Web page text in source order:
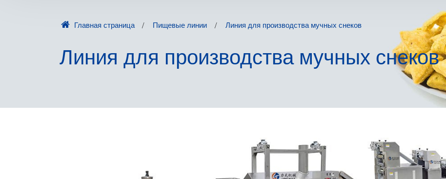
Главная страница Пищевые линии Линия для производства мучных снеков
Линия для производства мучных снеков